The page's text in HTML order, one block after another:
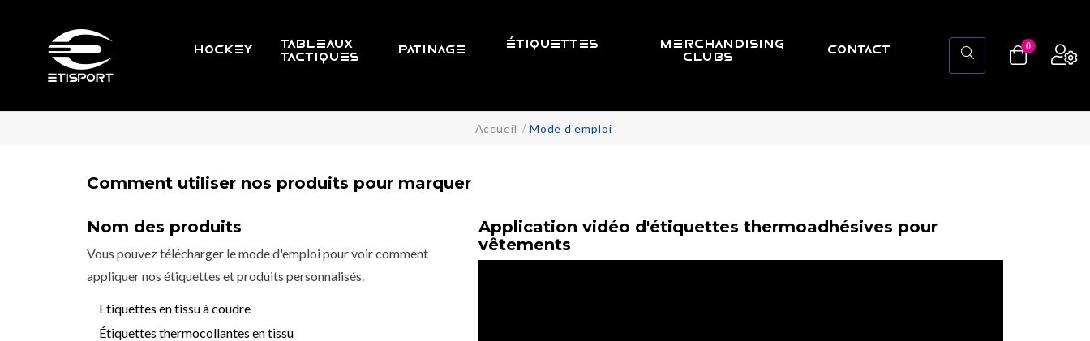
HOCKEY
TABLEAUX
TACTIQUES
PATINAGE ÉTIQUETTES
MERCHANDISING
CLUBS
CONTACT 0
Accueil Mode d'emploi
Comment utiliser nos produits pour marquer
Nom des produits
Vous pouvez télécharger le mode d'emploi pour voir comment
appliquer nos étiquettes et produits personnalisés.
Etiquettes en tissu à coudre
Étiquettes thermocollantes en tissu
Application vidéo d'étiquettes thermoadhésives pour
vêtements